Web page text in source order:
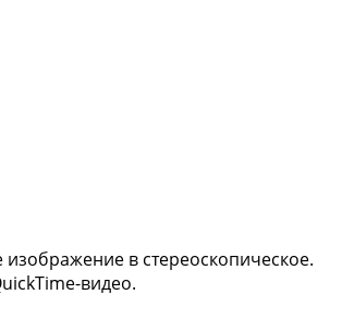
в стереоскопическое.
видео.